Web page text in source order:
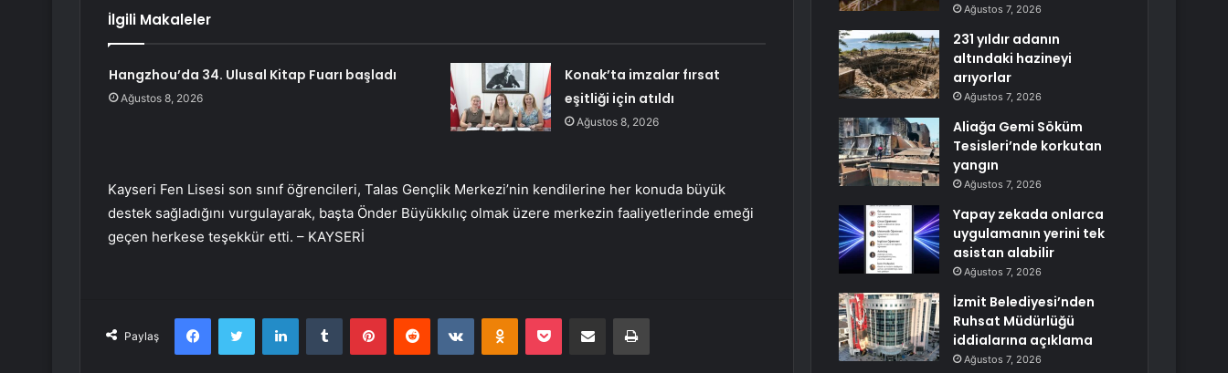
İlgili Makaleler
Hangzhou’da 34. Ulusal Kitap Fuarı başladı
Ağustos 8, 2026
Konak’ta imzalar fırsat
eşitliği için atıldı
Ağustos 8, 2026
Kayseri Fen Lisesi son sınıf öğrencileri, Talas Gençlik Merkezi’nin kendilerine her konuda büyük
destek sağladığını vurgulayarak, başta Önder Büyükkılıç olmak üzere merkezin faaliyetlerinde emeği
geçen herkese teşekkür etti. – KAYSERİ
Paylaş
FacebookTwitter LinkedInTumblr PinterestReddit VKontakteOdnoklassniki
Pocket E-Posta ile paylaş Yazdır
Ağustos 7, 2026
231 yıldır adanın
altındaki hazineyi
arıyorlar
Ağustos 7, 2026
Aliağa Gemi Söküm
Tesisleri’nde korkutan
yangın
Ağustos 7, 2026
Yapay zekada onlarca
uygulamanın yerini tek
asistan alabilir
Ağustos 7, 2026
İzmit Belediyesi’nden
Ruhsat Müdürlüğü
iddialarına açıklama
Ağustos 7, 2026